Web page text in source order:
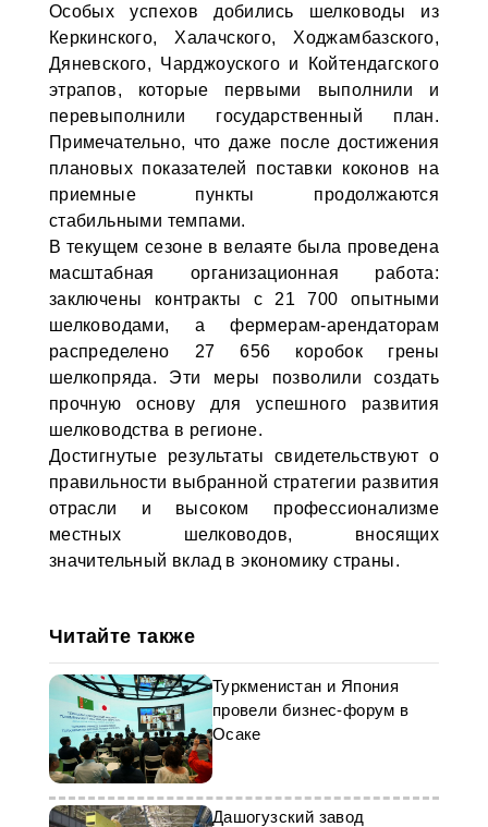
Особых успехов добились шелководы из
Керкинского, Халачского, Ходжамбазского,
Дяневского, Чарджоуского и Койтендагского
этрапов, которые первыми выполнили и
перевыполнили государственный план.
Примечательно, что даже после достижения
плановых показателей поставки коконов на
приемные пункты продолжаются
стабильными темпами.
В текущем сезоне в велаяте была проведена
масштабная организационная работа:
заключены контракты с 21 700 опытными
шелководами, а фермерам-арендаторам
распределено 27 656 коробок грены
шелкопряда. Эти меры позволили создать
прочную основу для успешного развития
шелководства в регионе.
Достигнутые результаты свидетельствуют о
правильности выбранной стратегии развития
отрасли и высоком профессионализме
местных шелководов, вносящих
значительный вклад в экономику страны.
Читайте также
Туркменистан и Япония
провели бизнес-форум в
Осаке
Дашогузский завод